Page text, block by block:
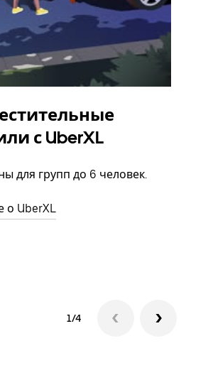
с UberXL
для групп до 6 человек.
о UberXL
1/4